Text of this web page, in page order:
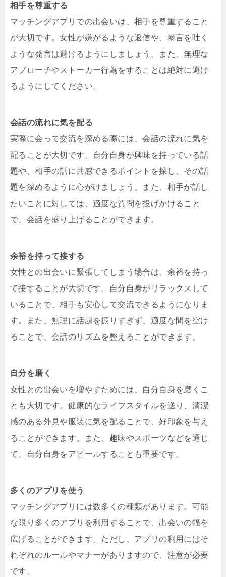
相手を尊重する
マッチングアプリでの出会いは、相手を尊重すること
が大切です。女性が嫌がるような返信や、暴言を吐く
ような発言は避けるようにしましょう。また、無理な
アプローチやストーカー行為をすることは絶対に避け
るようにしてください。
会話の流れに気を配る
実際に会って交流を深める際には、会話の流れに気を
配ることが大切です。自分自身が興味を持っている話
題や、相手の話に共感できるポイントを探し、その話
題を深めるように心がけましょう。また、相手が話し
たいことに対しては、適度な質問を投げかけること
で、会話を盛り上げることができます。
余裕を持って接する
女性との出会いに緊張してしまう場合は、余裕を持っ
て接することが大切です。自分自身がリラックスして
いることで、相手も安心して交流できるようになりま
す。また、無理に話題を振りすぎず、適度な間を空け
ることで、会話のリズムを整えることができます。
自分を磨く
女性との出会いを増やすためには、自分自身を磨くこ
とも大切です。健康的なライフスタイルを送り、清潔
感のある外見や服装に気を配ることで、好印象を与え
ることができます。また、趣味やスポーツなどを通じ
て、自分自身をアピールすることも重要です。
多くのアプリを使う
マッチングアプリには数多くの種類があります。可能
な限り多くのアプリを利用することで、出会いの幅を
広げることができます。ただし、アプリの利用にはそ
れぞれのルールやマナーがありますので、注意が必要
です。